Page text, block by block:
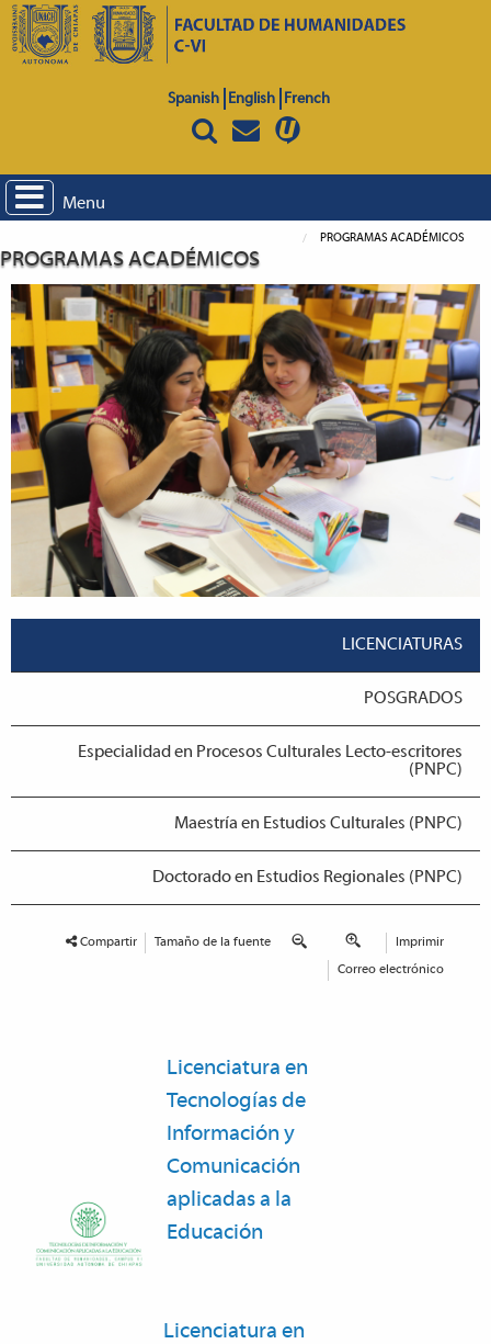
Spanish English French
Menu
PROGRAMAS ACADÉMICOS
PROGRAMAS ACADÉMICOS
LICENCIATURAS
POSGRADOS
Especialidad en Procesos Culturales Lecto-escritores
(PNPC)
Maestría en Estudios Culturales (PNPC)
Doctorado en Estudios Regionales (PNPC)
Compartir Tamaño de la fuente Imprimir
Correo electrónico
Licenciatura en
Tecnologías de
Información y
Comunicación
aplicadas a la
Educación
Licenciatura en